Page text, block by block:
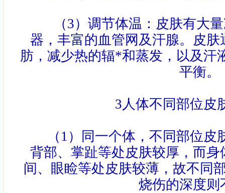
（3）调节体温：皮肤有大
器，丰富的血管网及汗腺。皮
肪，减少热的辐*和蒸发，以及汗
平衡。
3人体不同部位皮
（ 1 ）同一个体，不同部位皮
背部、掌趾等处皮肤较厚，而
间、眼睑等处皮肤较薄，故不同
烧伤的深度则